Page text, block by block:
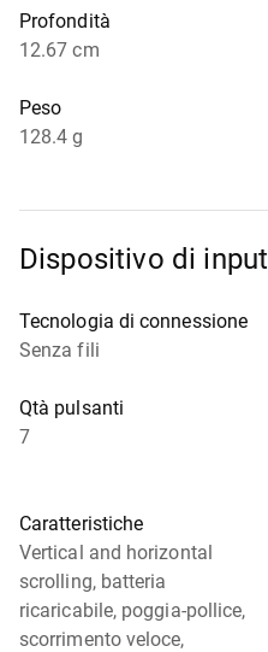
Profondità
12.67 cm
Peso
128.4 g
Dispositivo di input
Tecnologia di connessione
Senza fili
Qtà pulsanti
7
Caratteristiche
Vertical and horizontal
scrolling, batteria
ricaricabile, poggia-pollice,
scorrimento veloce,